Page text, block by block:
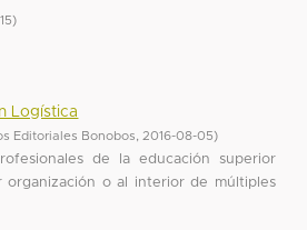
)
Logística
Editoriales Bonobos 2016-08-05)
de la educación superior
organización o al interior de múltiples